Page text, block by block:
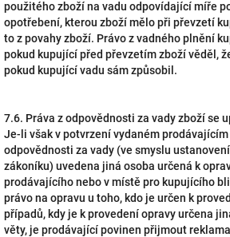
použitého zboží na vadu odpovídající míře
opotřebení, kterou zboží mělo při převzetí
to z povahy zboží. Právo z vadného plnění
pokud kupující před převzetím zboží věděl,
pokud kupující vadu sám způsobil.
7.6. Práva z odpovědnosti za vady zboží se
Je-li však v potvrzení vydaném
odpovědnosti za vady (ve smyslu
zákoníku) uvedena jiná osoba určená k
prodávajícího nebo v místě pro kupujícího
právo na opravu u toho, kdo je určen k
případů, kdy je k provedení opravy určena
věty, je prodávající povinen přijmout